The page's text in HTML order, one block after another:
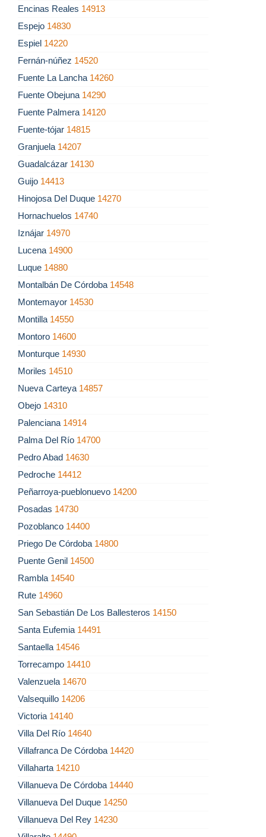
Encinas Reales 14913
Espejo 14830
Espiel 14220
Fernán-núñez 14520
Fuente La Lancha 14260
Fuente Obejuna 14290
Fuente Palmera 14120
Fuente-tójar 14815
Granjuela 14207
Guadalcázar 14130
Guijo 14413
Hinojosa Del Duque 14270
Hornachuelos 14740
Iznájar 14970
Lucena 14900
Luque 14880
Montalbán De Córdoba 14548
Montemayor 14530
Montilla 14550
Montoro 14600
Monturque 14930
Moriles 14510
Nueva Carteya 14857
Obejo 14310
Palenciana 14914
Palma Del Río 14700
Pedro Abad 14630
Pedroche 14412
Peñarroya-pueblonuevo 14200
Posadas 14730
Pozoblanco 14400
Priego De Córdoba 14800
Puente Genil 14500
Rambla 14540
Rute 14960
San Sebastián De Los Ballesteros 14150
Santa Eufemia 14491
Santaella 14546
Torrecampo 14410
Valenzuela 14670
Valsequillo 14206
Victoria 14140
Villa Del Río 14640
Villafranca De Córdoba 14420
Villaharta 14210
Villanueva De Córdoba 14440
Villanueva Del Duque 14250
Villanueva Del Rey 14230